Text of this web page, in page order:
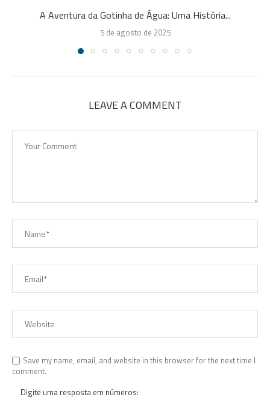
A Aventura da Gotinha de Água: Uma História...
5 de agosto de 2025
LEAVE A COMMENT
Save my name, email, and website in this browser for the next time I
comment.
Digite uma resposta em números: